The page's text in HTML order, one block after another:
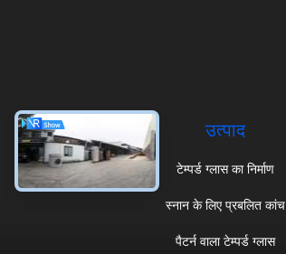
उत्पाद
टेम्पर्ड ग्लास का निर्माण
स्नान के लिए प्रबलित कांच
पैटर्न वाला टेम्पर्ड ग्लास